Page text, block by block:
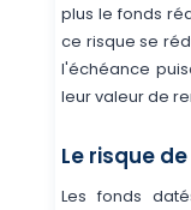
plus le fonds
ce risque se
l'échéance
leur valeur de
Le risque
Les fonds